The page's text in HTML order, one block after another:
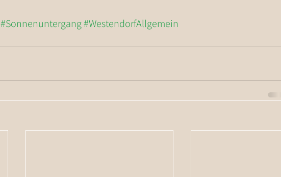
#Sonnenuntergang#WestendorfAllgemein